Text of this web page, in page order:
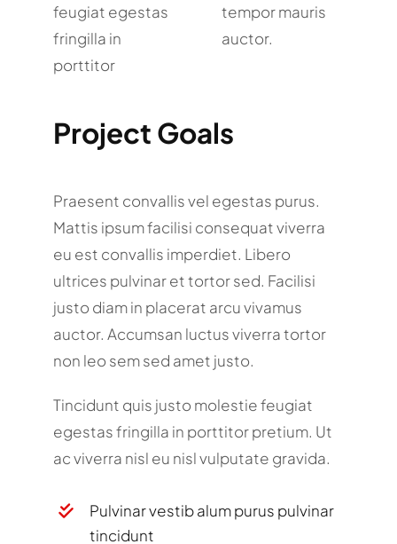
feugiat egestas
fringilla in
porttitor
tempor mauris
auctor.
Project Goals
Praesent convallis vel egestas purus.
Mattis ipsum facilisi consequat viverra
eu est convallis imperdiet. Libero
ultrices pulvinar et tortor sed. Facilisi
justo diam in placerat arcu vivamus
auctor. Accumsan luctus viverra tortor
non leo sem sed amet justo.
Tincidunt quis justo molestie feugiat
egestas fringilla in porttitor pretium. Ut
ac viverra nisl eu nisl vulputate gravida.
Pulvinar vestib alum purus pulvinar
tincidunt